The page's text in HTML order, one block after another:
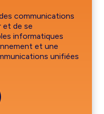
communications
et de se
informatiques
et une
unifiées